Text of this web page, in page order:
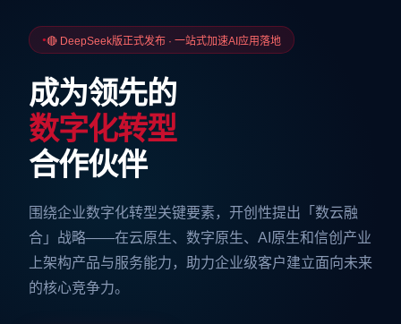
🔴 DeepSeek版正式发布 · 一站式加速AI应用落地
成为领先的
数字化转型
合作伙伴
围绕企业数字化转型关键要素，开创性提出「数云融
合」战略——在云原生、数字原生、AI原生和信创产业
上架构产品与服务能力，助力企业级客户建立面向未来
的核心竞争力。